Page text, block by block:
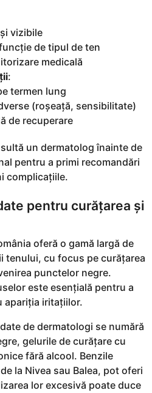
vizibile
de tipul de ten
medicală
:
termen lung
(roșeață, sensibilitate)
de recuperare
un dermatolog înainte de
pentru a primi recomandări
complicațiile.
pentru curățarea și
oferă o gamă largă de
tenului, cu focus pe curățarea
punctelor negre.
este esențială pentru a
apariția iritațiilor.
de dermatologi se numără
gelurile de curățare cu
fără alcool. Benzile
la Nivea sau Balea, pot oferi
lor excesivă poate duce